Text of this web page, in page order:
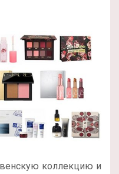
коллекцию и